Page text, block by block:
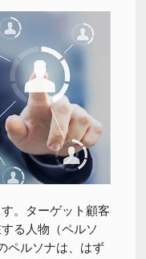
。ターゲット顧客
る人物（ペルソ
ペルソナは、はず